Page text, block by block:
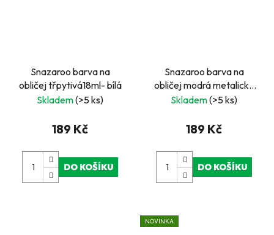
Snazaroo barva na
obličej třpytivá18ml- bílá
Skladem(>5 ks)
189 Kč
DO KOŠÍKU
Snazaroo barva na
obličej modrá metalická
18ml
Skladem(>5 ks)
189 Kč
DO KOŠÍKU
NOVINKA